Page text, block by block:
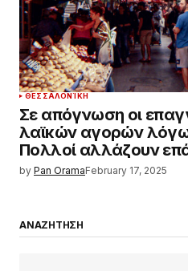
ΘΕΣΣΑΛΟΝΊΚΗ
Σε απόγνωση οι
λαϊκών αγορών λόγω
Πολλοί αλλάζουν
by Pan OramaFebruary 17, 2025
ΑΝΑΖΗΤΗΣΗ